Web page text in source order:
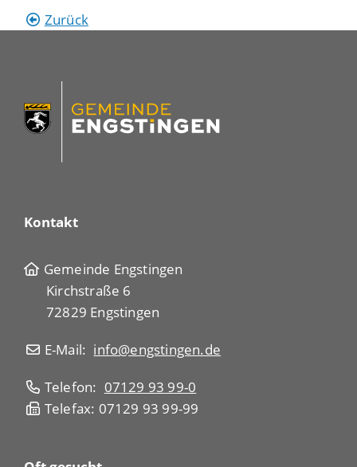
Zurück
Kontakt
Gemeinde Engstingen
Kirchstraße 6
72829 Engstingen
E-Mail: info@engstingen.de
Telefon: 07129 93 99-0
Telefax: 07129 93 99-99